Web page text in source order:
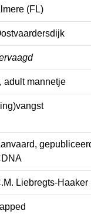
Almere (FL)
Oostvaardersdijk
vervaagd
1, adult mannetje
(ring)vangst
Aanvaard,
jaarverslag CDNA
C.M. Liebregts-
trapped